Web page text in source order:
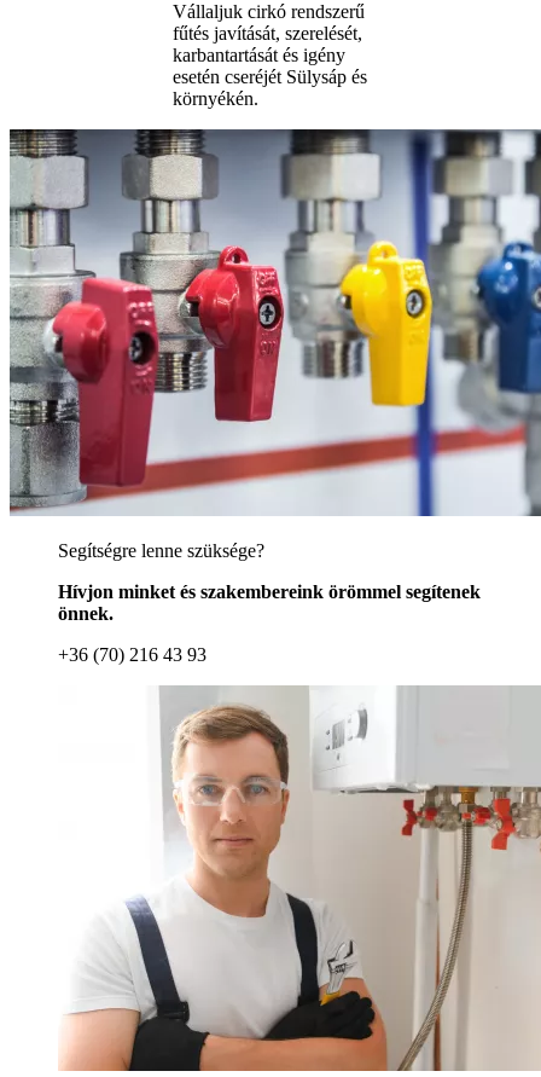
Vállaljuk cirkó rendszerű
fűtés javítását, szerelését,
karbantartását és igény
esetén cseréjét Sülysáp és
környékén.
Segítségre lenne szüksége?
Hívjon minket és szakembereink örömmel segítenek
önnek.
+36 (70) 216 43 93